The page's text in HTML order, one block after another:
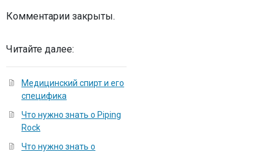
Комментарии закрыты.
Читайте далее:
Медицинский спирт и его
специфика
Что нужно знать о Piping
Rock
Что нужно знать о